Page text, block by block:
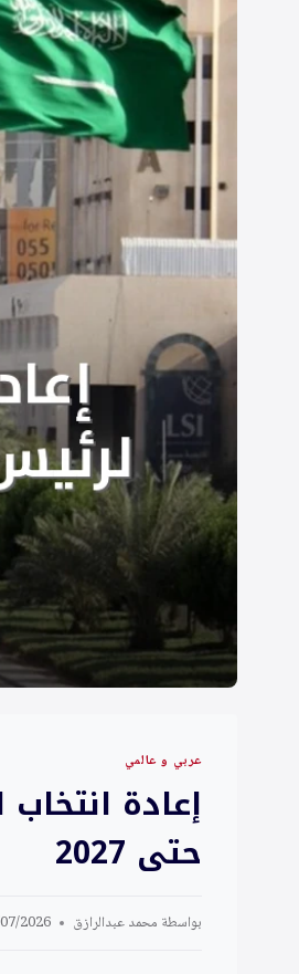
عربي و عالمي
إعادة
حتى 2027
بواسطة محمد عبدالرازق 2026 23:00